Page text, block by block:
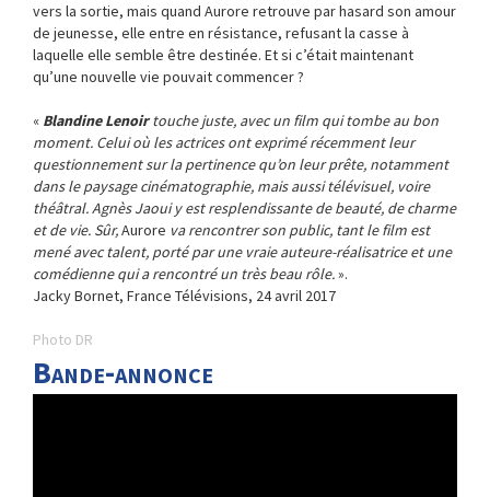
vers la sortie, mais quand Aurore retrouve par hasard son amour
de jeunesse, elle entre en résistance, refusant la casse à
laquelle elle semble être destinée. Et si c’était maintenant
qu’une nouvelle vie pouvait commencer ?
« Blandine Lenoirtouche juste, avec un film qui tombe au bon
moment. Celui où les actrices ont exprimé récemment leur
questionnement sur la pertinence qu’on leur prête, notamment
dans le paysage cinématographie, mais aussi télévisuel, voire
théâtral. Agnès Jaoui y est resplendissante de beauté, de charme
et de vie. Sûr,Aurore va rencontrer son public, tant le film est
mené avec talent, porté par une vraie auteure-réalisatrice et une
comédienne qui a rencontré un très beau rôle.».
Jacky Bornet, France Télévisions, 24 avril 2017
Photo DR
Bande-annonce